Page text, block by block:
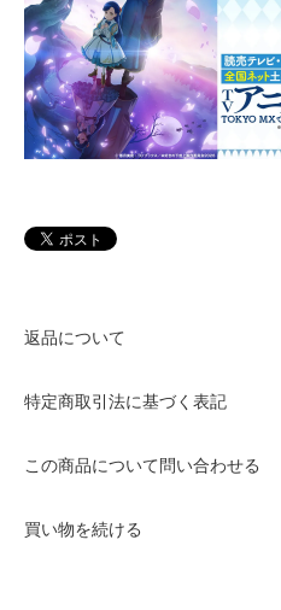
返品について
特定商取引法に基づく表記
この商品について問い合わせる
買い物を続ける